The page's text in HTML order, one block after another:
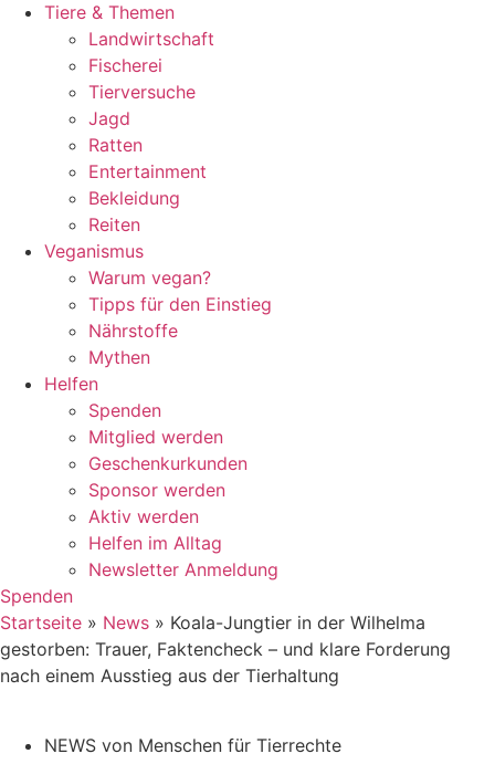
Tiere & Themen
Landwirtschaft
Fischerei
Tierversuche
Jagd
Ratten
Entertainment
Bekleidung
Reiten
Veganismus
Warum vegan?
Tipps für den Einstieg
Nährstoffe
Mythen
Helfen
Spenden
Mitglied werden
Geschenkurkunden
Sponsor werden
Aktiv werden
Helfen im Alltag
Newsletter Anmeldung
Spenden
Startseite » News » Koala-Jungtier in der Wilhelma
gestorben: Trauer, Faktencheck – und klare Forderung
nach einem Ausstieg aus der Tierhaltung
NEWS von Menschen für Tierrechte